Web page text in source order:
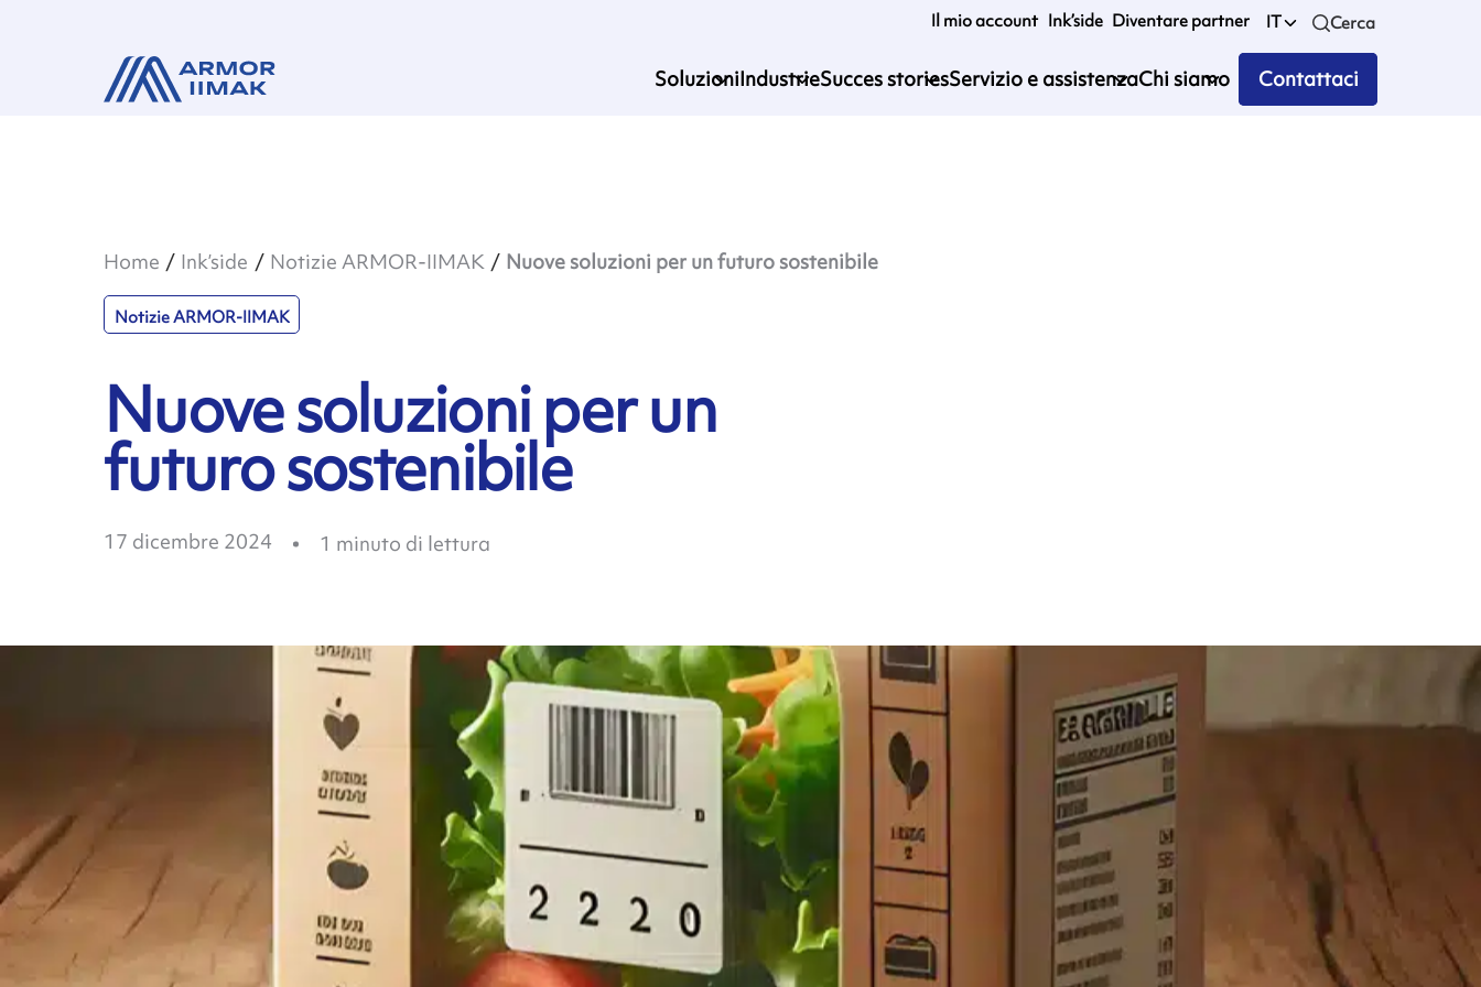
Il mio account Ink’side Diventare partner IT Cerca
SoluzioniIndustrieSucces storiesServizio e assistenzaChi siamo Contattaci
Home Ink’side Notizie ARMOR-IIMAK Nuove soluzioni per un futuro sostenibile
Notizie ARMOR-IIMAK
Nuove soluzioni per un
futuro sostenibile
17 dicembre 2024 1 minuto di lettura